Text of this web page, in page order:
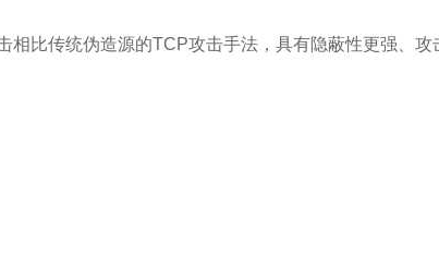
相比传统伪造源的TCP攻击手法，具有隐蔽性更强、攻